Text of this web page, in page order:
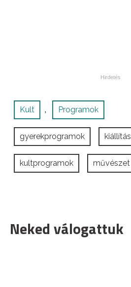
Kult , Programok
gyerekprogramok kiállítás
kultprogramok művészet
Neked válogattuk